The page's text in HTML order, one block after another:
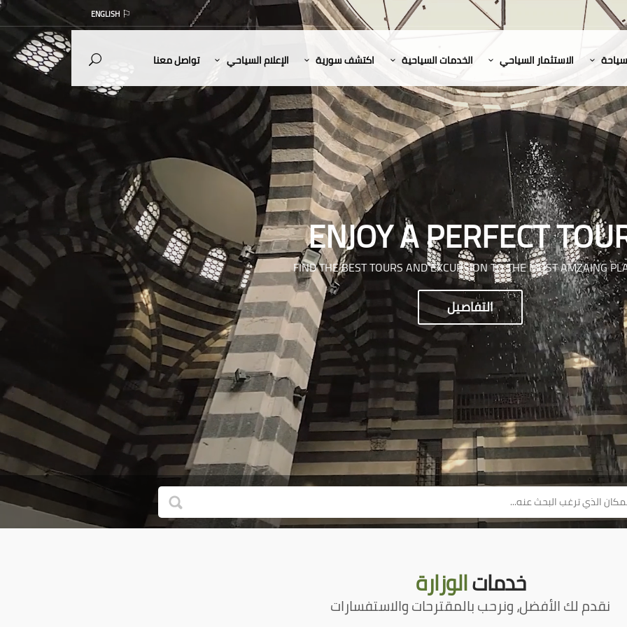
ENGLISH
الاستثمار السياحي الخدمات السياحية اكتشف سورية الإعلام السياحي تواصل معنا
ENJOY A PERFECT
FIND THE BEST TOURS AND EXCURSION TO THE MOST AMZAING
التفاصيل
خدماتالوزارة
نقدم لك الأفضل، ونرحب بالمقترحات والاستفسارات